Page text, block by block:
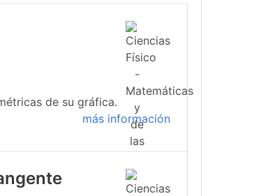
de su gráfica.
más información